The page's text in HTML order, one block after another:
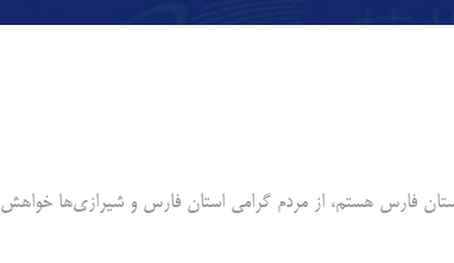
فارس هستم، از مردم گرامی استان فارس و شیرازی‌ها خواهش